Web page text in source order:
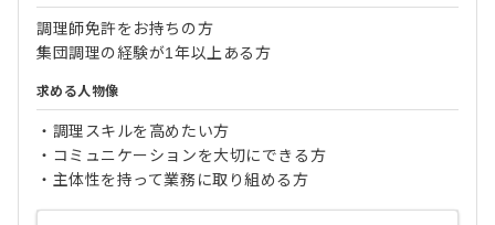
調理師免許をお持ちの方
集団調理の経験が1年以上ある方
求める人物像
・調理スキルを高めたい方
・コミュニケーションを大切にできる方
・主体性を持って業務に取り組める方